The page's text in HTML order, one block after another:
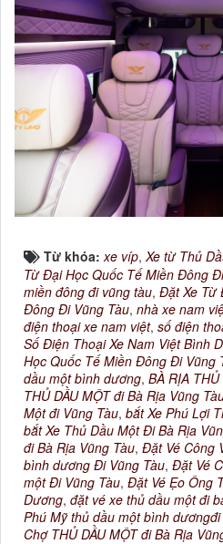
Từ khóa: xe víp, Xe từ Thủ
Từ Đại Học Quốc Tế Miền Đông
miền đông đi vũng tàu, Đặt Xe Từ
Đông Đi Vũng Tàu, nhà xe nam
điện thoại xe nam việt, số điện
Số Điện Thoại Xe Nam Việt Bình
Học Quốc Tế Miền Đông Đi Vũng
dầu một bình dương, BÀ RỊA THỦ
THỦ DẦU MỘT đi Bà Rịa Vũng
Một đi Vũng Tàu, bắt Xe Phú Lợi
bắt Xe Thủ Dầu Một Đi Bà Rịa
đi Bà Rịa Vũng Tàu, Đặt Vé Công
bình dương Đi Vũng Tàu, Đặt Vé
một Đi Vũng Tàu, Đặt Vé Ẹo Ông
Dương, đặt vé xe thủ dầu một đi
Phú Mỹ thủ dầu một bình
Chợ THỦ DẦU MỘT đi Bà Rịa